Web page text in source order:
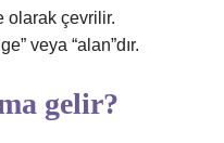
olarak çevrilir.
veya “alan”dır.
gelir?